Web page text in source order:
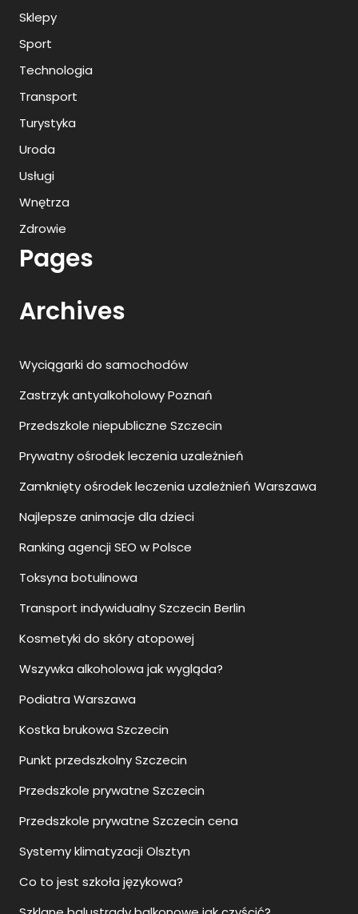
Sklepy
Sport
Technologia
Transport
Turystyka
Uroda
Usługi
Wnętrza
Zdrowie
Pages
Archives
Wyciągarki do samochodów
Zastrzyk antyalkoholowy Poznań
Przedszkole niepubliczne Szczecin
Prywatny ośrodek leczenia uzależnień
Zamknięty ośrodek leczenia uzależnień Warszawa
Najlepsze animacje dla dzieci
Ranking agencji SEO w Polsce
Toksyna botulinowa
Transport indywidualny Szczecin Berlin
Kosmetyki do skóry atopowej
Wszywka alkoholowa jak wygląda?
Podiatra Warszawa
Kostka brukowa Szczecin
Punkt przedszkolny Szczecin
Przedszkole prywatne Szczecin
Przedszkole prywatne Szczecin cena
Systemy klimatyzacji Olsztyn
Co to jest szkoła językowa?